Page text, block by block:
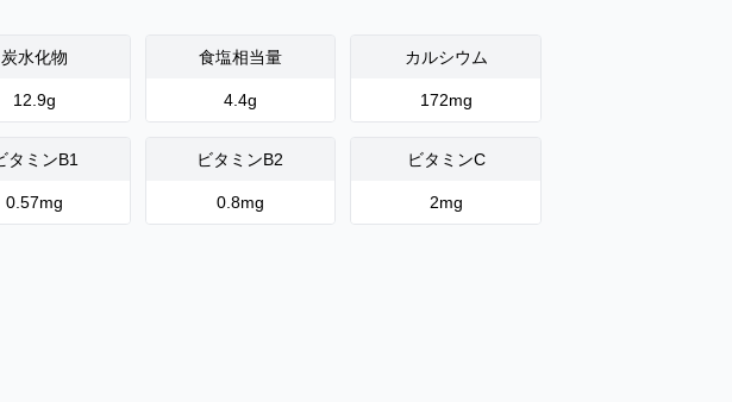
炭水化物
12.9g
食塩相当量
4.4g
カルシウム
172mg
タミンB1
0.57mg
ビタミンB2
0.8mg
ビタミンC
2mg